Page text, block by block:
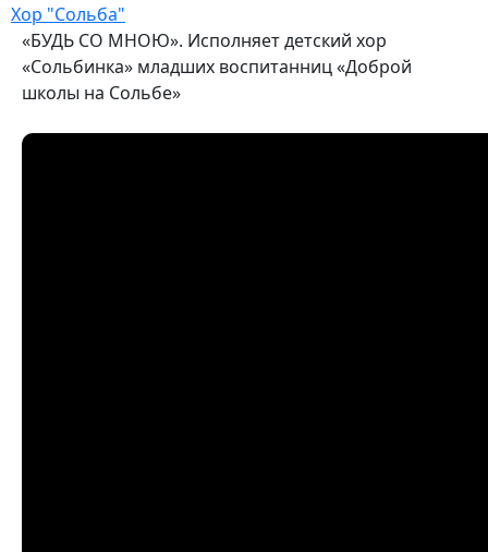
Хор "Сольба"
«БУДЬ СО МНОЮ». Исполняет детский хор
«Сольбинка» младших воспитанниц «Доброй
школы на Сольбе»